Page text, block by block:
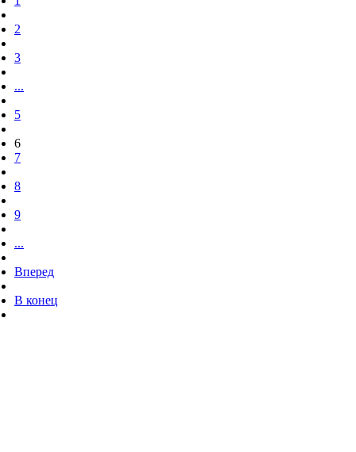
2
3
...
5
6
7
8
9
...
Вперед
В конец